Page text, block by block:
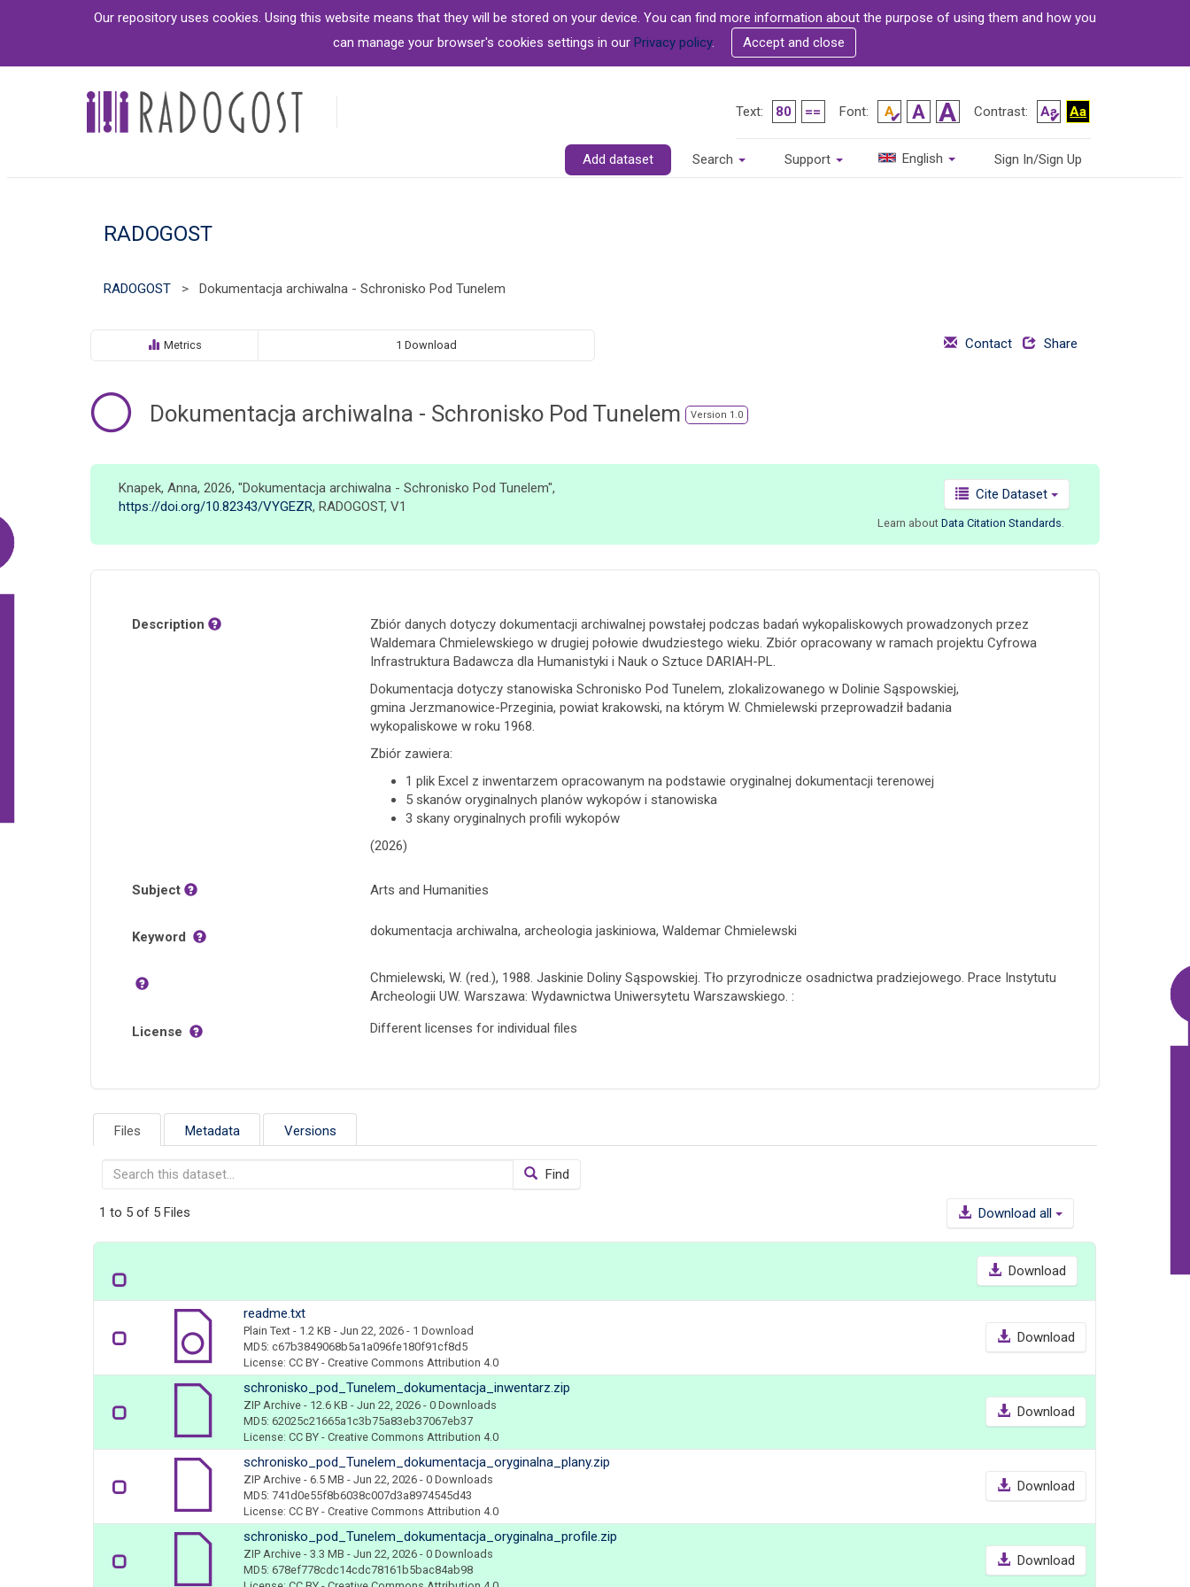
p
Our repository uses cookies. Using this website means that they will be stored on your device. You can find more information about the purpose of using them and how you
can manage your browser's cookies settings in our Privacy policy. Accept and close
Text: Font: Contrast:
Add dataset Search Support English Sign In/Sign Up
RADOGOST
RADOGOST > Dokumentacja archiwalna - Schronisko Pod Tunelem
Metrics 1 Download Contact Share
Dokumentacja archiwalna - Schronisko Pod Tunelem Version 1.0
Knapek, Anna, 2026, "Dokumentacja archiwalna - Schronisko Pod Tunelem",
https://doi.org/10.82343/VYGEZR, RADOGOST, V1
Cite Dataset
Learn aboutData Citation Standards
Description
Zbiór danych dotyczy dokumentacji archiwalnej powstałej podczas badań wykopaliskowych prowadzonych przez
Waldemara Chmielewskiego w drugiej połowie dwudziestego wieku. Zbiór opracowany w ramach projektu Cyfrowa
Infrastruktura Badawcza dla Humanistyki i Nauk o Sztuce DARIAH-PL.
Dokumentacja dotyczy stanowiska Schronisko Pod Tunelem, zlokalizowanego w Dolinie Sąspowskiej,
gmina Jerzmanowice-Przeginia, powiat krakowski, na którym W. Chmielewski przeprowadził badania
wykopaliskowe w roku 1968.
Zbiór zawiera:
1 plik Excel z inwentarzem opracowanym na podstawie oryginalnej dokumentacji terenowej
5 skanów oryginalnych planów wykopów i stanowiska
3 skany oryginalnych profili wykopów
(2026)
Subject Arts and Humanities
Keyword dokumentacja archiwalna, archeologia jaskiniowa, Waldemar Chmielewski
Chmielewski, W. (red.), 1988. Jaskinie Doliny Sąspowskiej. Tło przyrodnicze osadnictwa pradziejowego. Prace Instytutu
Archeologii UW. Warszawa: Wydawnictwa Uniwersytetu Warszawskiego. :
License Different licenses for individual files
Files Metadata Versions
Find
1 to 5 of 5 Files Download all
Download
readme.txt
Plain Text - 1.2 KB - Jun 22, 2026 - 1 Download
MD5: c67b3849068b5a1a096fe180f91cf8d5
License: CC BY - Creative Commons Attribution 4.0
Download
schronisko_pod_Tunelem_dokumentacja_inwentarz.zip
ZIP Archive - 12.6 KB - Jun 22, 2026 - 0 Downloads
MD5: 62025c21665a1c3b75a83eb37067eb37
License: CC BY - Creative Commons Attribution 4.0
Download
schronisko_pod_Tunelem_dokumentacja_oryginalna_plany.zip
ZIP Archive - 6.5 MB - Jun 22, 2026 - 0 Downloads
MD5: 741d0e55f8b6038c007d3a8974545d43
License: CC BY - Creative Commons Attribution 4.0
Download
schronisko_pod_Tunelem_dokumentacja_oryginalna_profile.zip
ZIP Archive - 3.3 MB - Jun 22, 2026 - 0 Downloads
MD5: 678ef778cdc14cdc78161b5bac84ab98
Download